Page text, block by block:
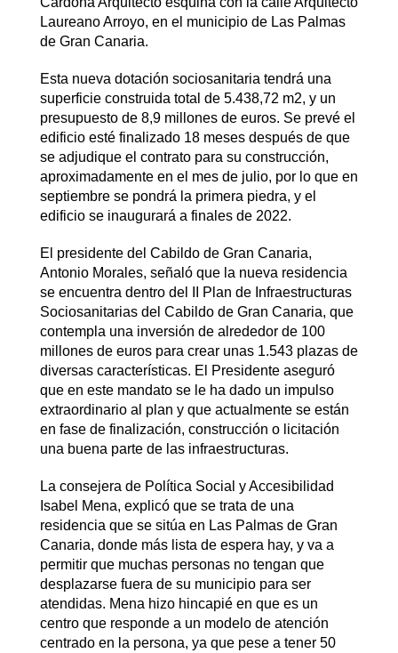
Laureano Arroyo, en el municipio de Las Palmas
de Gran Canaria.
Esta nueva dotación sociosanitaria tendrá una
superficie construida total de 5.438,72 m2, y un
presupuesto de 8,9 millones de euros. Se prevé el
edificio esté finalizado 18 meses después de que
se adjudique el contrato para su construcción,
aproximadamente en el mes de julio, por lo que en
septiembre se pondrá la primera piedra, y el
edificio se inaugurará a finales de 2022.
El presidente del Cabildo de Gran Canaria,
Antonio Morales, señaló que la nueva residencia
se encuentra dentro del II Plan de Infraestructuras
Sociosanitarias del Cabildo de Gran Canaria, que
contempla una inversión de alrededor de 100
millones de euros para crear unas 1.543 plazas de
diversas características. El Presidente aseguró
que en este mandato se le ha dado un impulso
extraordinario al plan y que actualmente se están
en fase de finalización, construcción o licitación
una buena parte de las infraestructuras.
La consejera de Política Social y Accesibilidad
Isabel Mena, explicó que se trata de una
residencia que se sitúa en Las Palmas de Gran
Canaria, donde más lista de espera hay, y va a
permitir que muchas personas no tengan que
desplazarse fuera de su municipio para ser
atendidas. Mena hizo hincapié en que es un
centro que responde a un modelo de atención
centrado en la persona, ya que pese a tener 50